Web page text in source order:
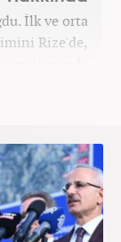
İlk ve orta
Rize'de,
devam
farklı
hayatına
ediyor.